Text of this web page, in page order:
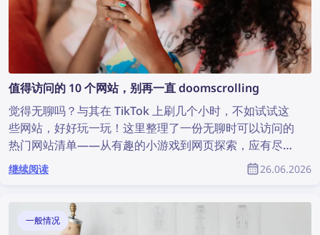
值得访问的 10 个网站，别再一直 doomscrolling
觉得无聊吗？与其在 TikTok 上刷几个小时，不如试试这
些网站，好好玩一玩！这里整理了一份无聊时可以访问的
热门网站清单——从有趣的小游戏到网页探索，应有尽
有。
继续阅读 26.06.2026
一般情况